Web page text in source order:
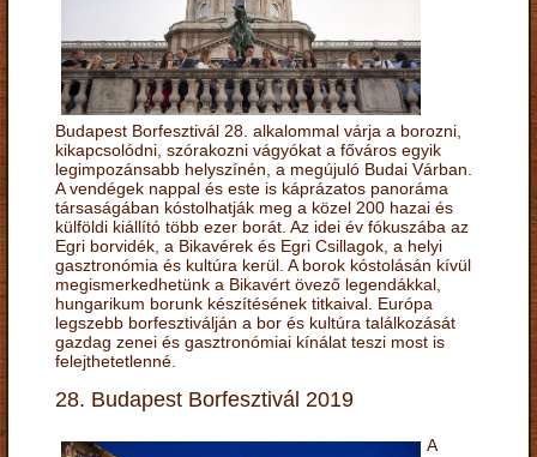
Budapest Borfesztivál 28. alkalommal várja a borozni,
kikapcsolódni, szórakozni vágyókat a főváros egyik
legimpozánsabb helyszínén, a megújuló Budai Várban.
A vendégek nappal és este is káprázatos panoráma
társaságában kóstolhatják meg a közel 200 hazai és
külföldi kiállító több ezer borát. Az idei év fókuszába az
Egri borvidék, a Bikavérek és Egri Csillagok, a helyi
gasztronómia és kultúra kerül. A borok kóstolásán kívül
megismerkedhetünk a Bikavért övező legendákkal,
hungarikum borunk készítésének titkaival. Európa
legszebb borfesztiválján a bor és kultúra találkozását
gazdag zenei és gasztronómiai kínálat teszi most is
felejthetetlenné.
28. Budapest Borfesztivál 2019
A